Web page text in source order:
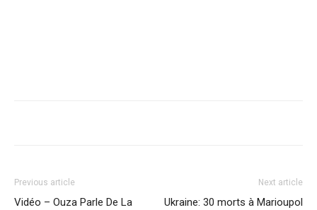
Previous article
Vidéo – Ouza Parle De La
Next article
Ukraine: 30 morts à Marioupol